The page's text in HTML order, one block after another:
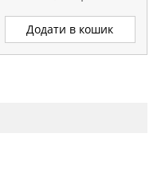
Додати в кошик